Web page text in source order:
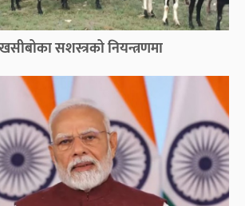
सशस्त्रको नियन्त्रणमा